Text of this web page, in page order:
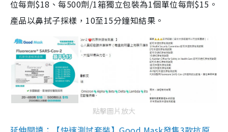
位每劑$18、每500劑/1箱獨立包裝為1個單位每劑$15。
產品以鼻拭子採樣，10至15分鐘知結果。
點擊圖片放大